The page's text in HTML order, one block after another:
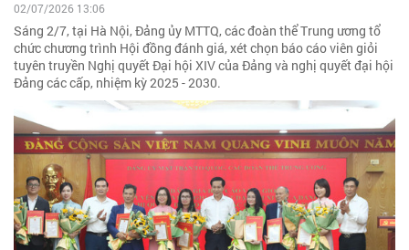
02/07/2026 13:06
Sáng 2/7, tại Hà Nội, Đảng ủy MTTQ, các đoàn thể Trung ương tổ
chức chương trình Hội đồng đánh giá, xét chọn báo cáo viên giỏi
tuyên truyền Nghị quyết Đại hội XIV của Đảng và nghị quyết đại hội
Đảng các cấp, nhiệm kỳ 2025 - 2030.